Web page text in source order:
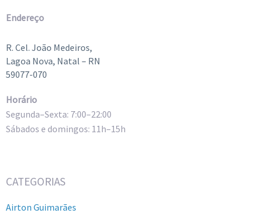
Endereço
R. Cel. João Medeiros,
Lagoa Nova, Natal – RN
59077-070
Horário
Segunda–Sexta: 7:00–22:00
Sábados e domingos: 11h–15h
CATEGORIAS
Airton Guimarães